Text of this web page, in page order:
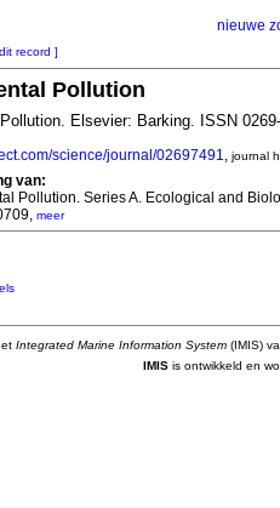
nieuwe
record ]
Pollution
Elsevier: Barking. ISSN
science/journal/02697491, journal
van:
Pollution. Series A. Ecological and
meer
Integrated Marine Information System (IMIS)
IMIS is ontwikkeld en